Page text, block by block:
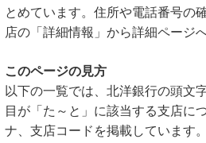
とめています。住所や電話番号の
店の「詳細情報」から詳細ページ
このページの見方
以下の一覧では、北洋銀行の頭文
目が「た～と」に該当する支店に
ナ、支店コードを掲載しています